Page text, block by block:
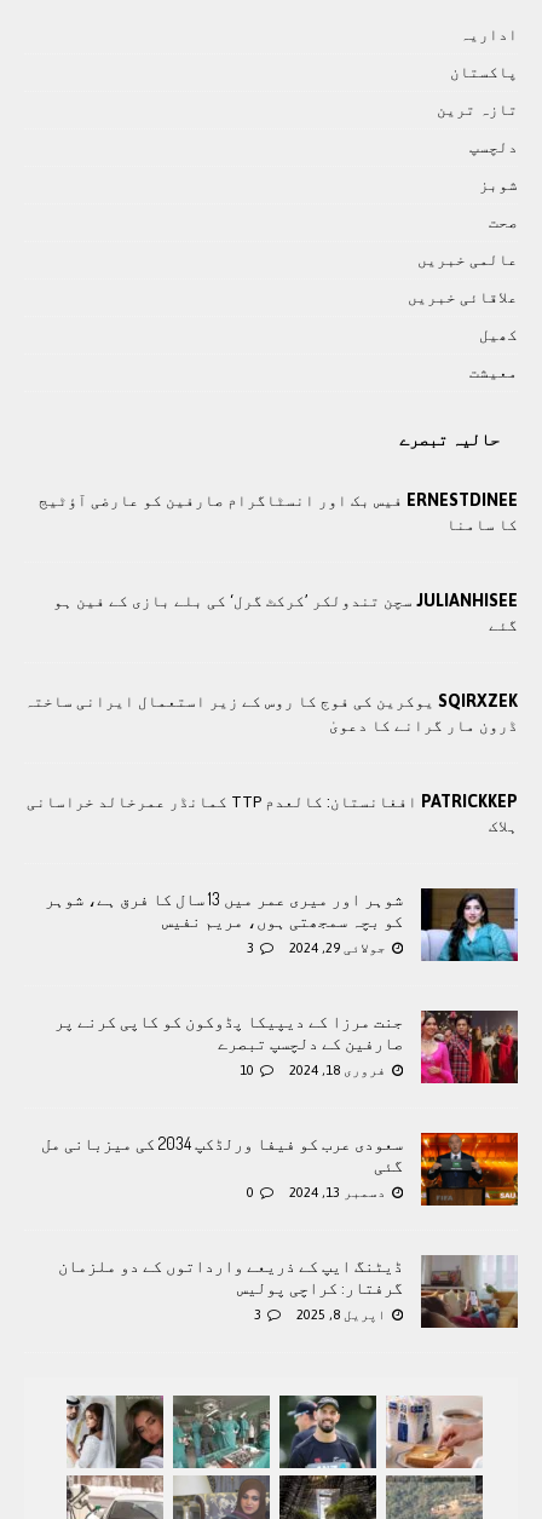
اداريہ
پاکستان
تازہ ترين
دلچسپ
شوبز
صحت
عالمی خبريں
علاقائی خبريں
کھيل
معيشت
حالیہ تبصرے
ERNESTDINEE فیس بک اور انسٹاگرام صارفین کو عارضی آؤٹیج
کا سامنا
JULIANHISEE سچن تندولکر ’کرکٹ گرل‘ کی بلے بازی کے فین ہو
گئے
SQIRXZEK یوکرین کی فوج کا روس کے زیر استعمال ایرانی ساختہ
ڈرون مار گرانے کا دعویٰ
PATRICKKEP
افغانستان: کالعدم TTP کمانڈر عمرخالد خراسانی
ہلاک
شوہر اور میری عمر میں 13 سال کا فرق ہے، شوہر
کو بچہ سمجھتی ہوں، مریم نفیس
جولائی 29, 2024 3
جنت مرزا کے دیپیکا پڈوکون کو کاپی کرنے پر
صارفین کے دلچسپ تبصرے
فروری 18, 2024 10
سعودی عرب کو فیفا ورلڈکپ 2034 کی میزبانی مل
گئی
دسمبر 13, 2024 0
ڈیٹنگ ایپ کے ذریعے وارداتوں کے دو ملزمان
گرفتار: کراچی پولیس
اپریل 8, 2025 3